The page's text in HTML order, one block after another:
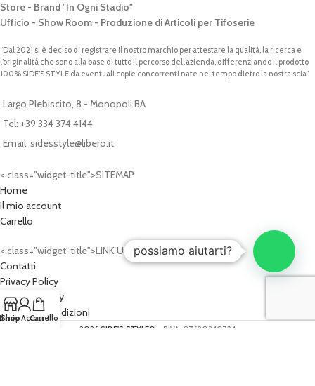
Store - Brand "In Ogni Stadio"
Ufficio - Show Room - Produzione di Articoli per Tifoserie
“Dal 2021 si è deciso di registrare il nostro marchio per attestare la qualità, la ricerca e
l’originalità che sono alla base di tutto il percorso dell’azienda, differenziando il prodotto
100% SIDE’S STYLE da eventuali copie concorrenti nate nel tempo dietro la nostra scia”
Largo Plebiscito, 8 - Monopoli BA
Tel: +39 334 374 4144
Email: sidesstyle@libero.it
< class="widget-title">SITEMAP
Home
Il mio account
Carrello
< class="widget-title">LINK UTILI
Contatti
Privacy Policy
Cookies Policy
Termini e Condizioni
2026 SIDE'S STYLE® - P.IVA: 07620340724
Shop
Il mio Account
Carrello
possiamo aiutarti?